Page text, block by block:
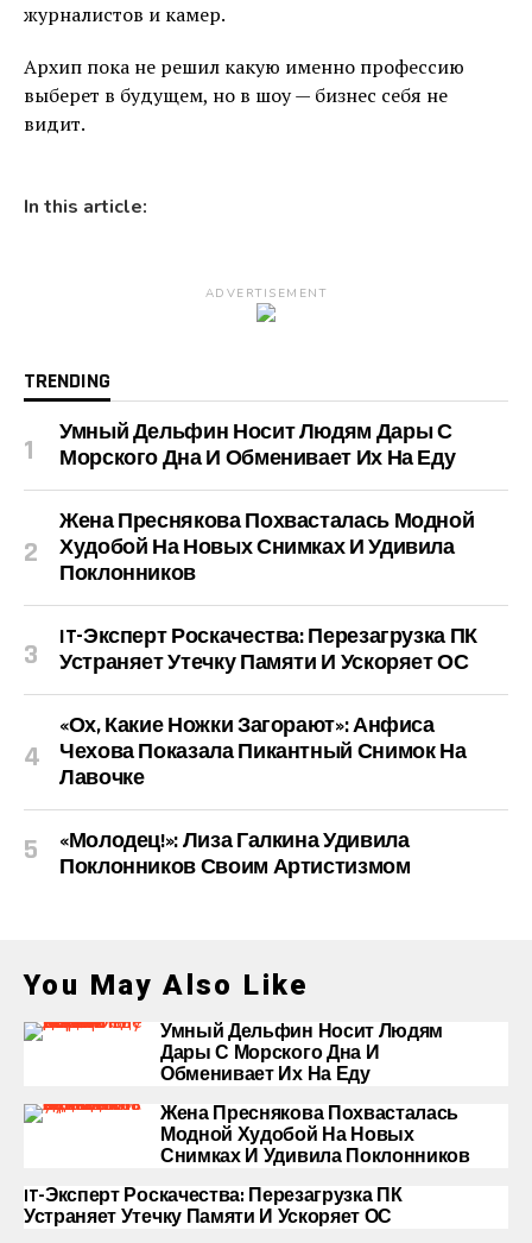
журналистов и камер.
Архип пока не решил какую именно профессию
выберет в будущем, но в шоу — бизнес себя не
видит.
In this article:
ADVERTISEMENT
TRENDING
Умный Дельфин Носит Людям Дары С
Морского Дна И Обменивает Их На Еду
Жена Преснякова Похвасталась Модной
Худобой На Новых Снимках И Удивила
Поклонников
IT-Эксперт Роскачества: Перезагрузка ПК
Устраняет Утечку Памяти И Ускоряет ОС
«Ох, Какие Ножки Загорают»: Анфиса
Чехова Показала Пикантный Снимок На
Лавочке
«Молодец!»: Лиза Галкина Удивила
Поклонников Своим Артистизмом
You May Also Like
Умный Дельфин Носит Людям
Дары С Морского Дна И
Обменивает Их На Еду
Жена Преснякова Похвасталась
Модной Худобой На Новых
Снимках И Удивила Поклонников
IT-Эксперт Роскачества: Перезагрузка ПК
Устраняет Утечку Памяти И Ускоряет ОС